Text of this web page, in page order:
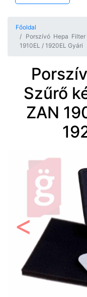
Főoldal
Porszívó Hepa
1910EL / 1920EL Gyári
Szűrő
ZAN
Előző